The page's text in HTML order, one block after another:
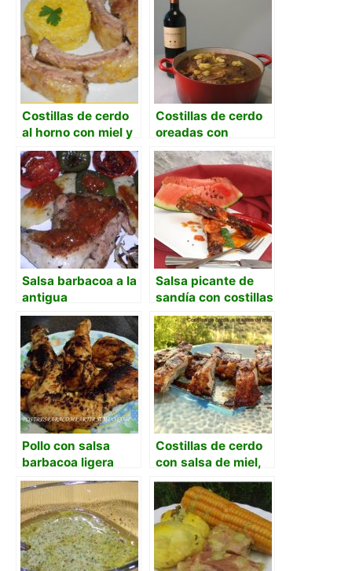
Costillas de cerdo
al horno con miel y
naranja
Costillas de cerdo
oreadas con
patatas
Salsa barbacoa a la
antigua
Salsa picante de
sandía con costillas
de cerdo.
Pollo con salsa
barbacoa ligera
Costillas de cerdo
con salsa de miel,
mostaza y soja.